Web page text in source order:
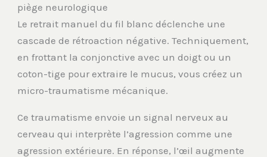
piège neurologique
Le retrait manuel du fil blanc déclenche une
cascade de rétroaction négative. Techniquement,
en frottant la conjonctive avec un doigt ou un
coton-tige pour extraire le mucus, vous créez un
micro-traumatisme mécanique.
Ce traumatisme envoie un signal nerveux au
cerveau qui interprète l’agression comme une
agression extérieure. En réponse, l’œil augmente